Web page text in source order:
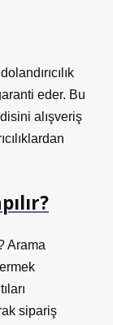
eder. Bu
alışveriş
Arama
sipariş